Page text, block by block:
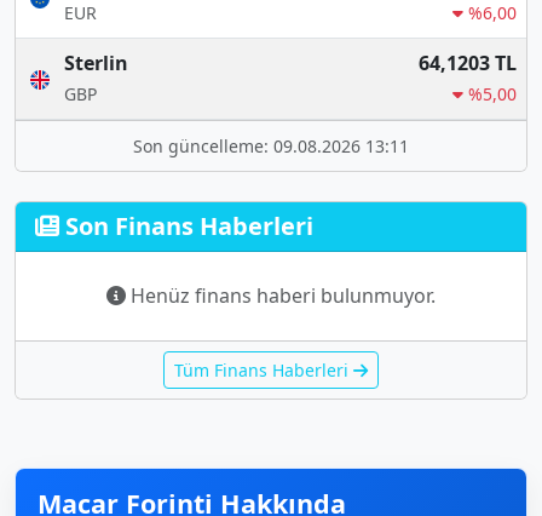
EUR %6,00
Sterlin
GBP
64,1203 TL
%5,00
Son güncelleme: 09.08.2026 13:11
Son Finans Haberleri
Henüz finans haberi bulunmuyor.
Tüm Finans Haberleri
Macar Forinti Hakkında